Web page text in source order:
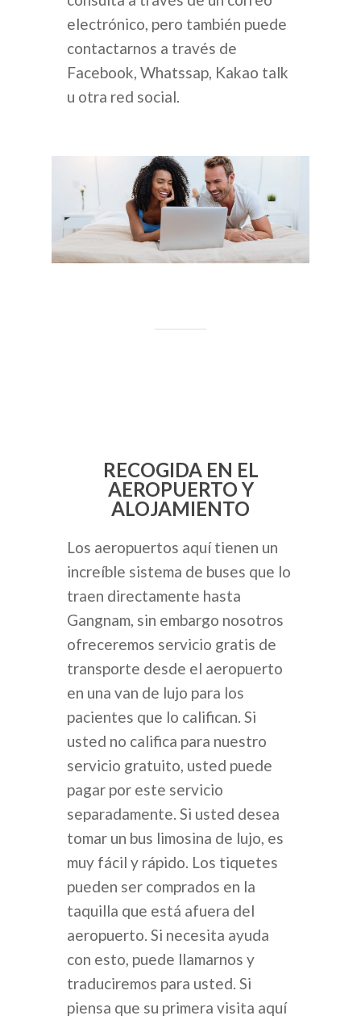
electrónico, pero también puede
contactarnos a través de
Facebook, Whatssap, Kakao talk
u otra red social.
RECOGIDA EN EL
AEROPUERTO Y
ALOJAMIENTO
Los aeropuertos aquí tienen un
increíble sistema de buses que lo
traen directamente hasta
Gangnam, sin embargo nosotros
ofreceremos servicio gratis de
transporte desde el aeropuerto
en una van de lujo para los
pacientes que lo califican. Si
usted no califica para nuestro
servicio gratuito, usted puede
pagar por este servicio
separadamente. Si usted desea
tomar un bus limosina de lujo, es
muy fácil y rápido. Los tiquetes
pueden ser comprados en la
taquilla que está afuera del
aeropuerto. Si necesita ayuda
con esto, puede llamarnos y
traduciremos para usted. Si
piensa que su primera visita aquí